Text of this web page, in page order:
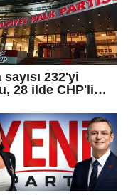
232'yi
28 ilde CHP'li